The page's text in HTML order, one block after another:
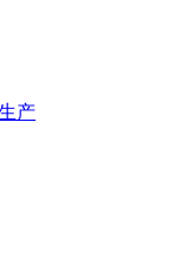
产